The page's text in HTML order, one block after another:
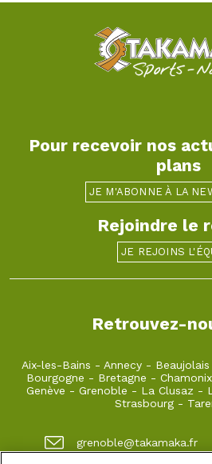
Pour recevoir nos
plans
JE M'ABONNE À LA
Rejoindre le
JE REJOINS
Retrouvez-
Aix-les-Bains - Annecy - Beaujolais
Bourgogne - Bretagne - Chamonix
Genève - Grenoble - La Clusaz -
Strasbourg-
grenoble@takamaka.fr